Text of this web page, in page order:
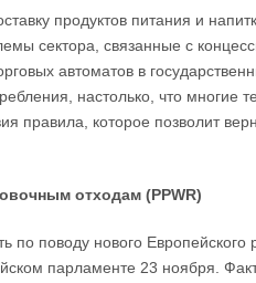
продуктов питания и
сектора, связанные с
автоматов в
настолько, что многие
правила, которое позволит
отходам (PPWR)
по поводу нового
парламенте 23 ноября.